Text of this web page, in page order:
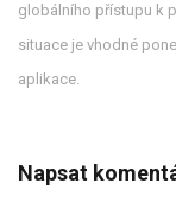
globálního přístupu k
situace je vhodné
aplikace.
Napsat